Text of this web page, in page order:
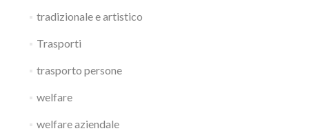
tradizionale e artistico
Trasporti
trasporto persone
welfare
welfare aziendale